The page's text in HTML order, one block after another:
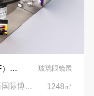
中国国际眼镜业展览会（SIOF）‌展台设计搭建-眼镜业巨头依视路陆逊梯卡 玻璃眼镜展
中国国际眼镜业展览会|上海新国际博览中心‌ 1248㎡